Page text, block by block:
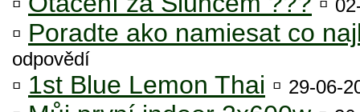
▫ Poradte ako namiesat co
odpovědí
▫ 1st Blue Lemon Thai ▫ 29-06-